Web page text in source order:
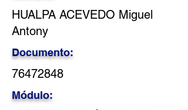
HUALPA ACEVEDO Miguel
Antony
Documento:
76472848
Módulo: